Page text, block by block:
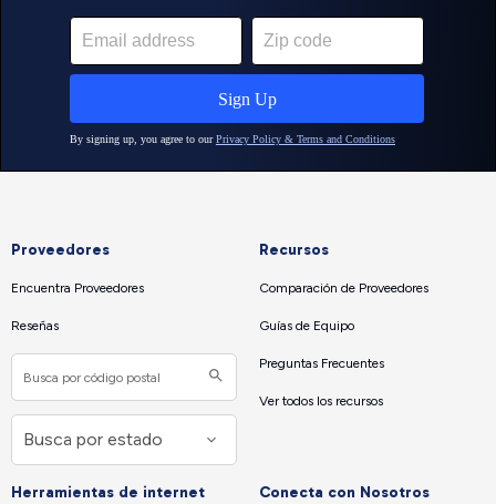
Proveedores
Encuentra Proveedores
Reseñas
Recursos
Comparación de Proveedores
Guías de Equipo
Preguntas Frecuentes
Ver todos los recursos
Herramientas de internet Conecta con Nosotros